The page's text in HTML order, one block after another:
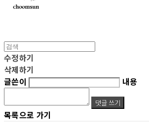
수정하기
삭제하기
글쓴이
내용
댓글 쓰기
목록으로 가기